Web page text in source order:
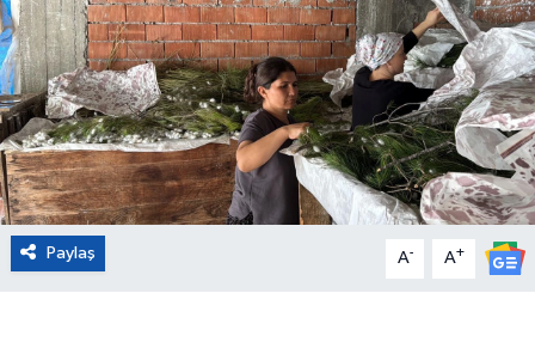
Paylaş A- A+
Turizm
Çevre
Kültür ve Sanat
Sivil Toplum
Tarım